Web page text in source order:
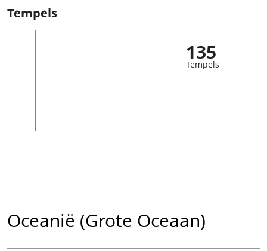
Tempels
135
Tempels
Oceanië (Grote Oceaan)